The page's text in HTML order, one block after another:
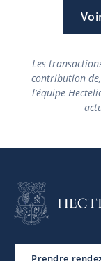
Les
contribution
l’équipe
Prendre